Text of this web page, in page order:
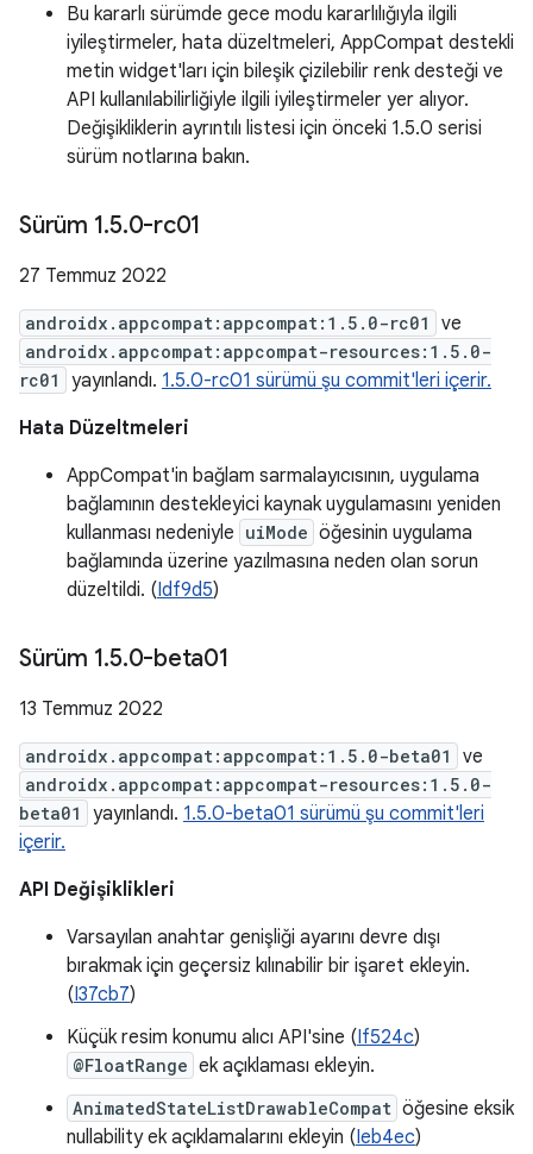
Bu kararlı sürümde gece modu kararlılığıyla ilgili
iyileştirmeler, hata düzeltmeleri, AppCompat destekli
metin widget'ları için bileşik çizilebilir renk desteği ve
API kullanılabilirliğiyle ilgili iyileştirmeler yer alıyor.
Değişikliklerin ayrıntılı listesi için önceki 1.5.0 serisi
sürüm notlarına bakın.
Sürüm 1.5.0-rc01
27 Temmuz 2022
androidx.appcompat:appcompat:1.5.0-rc01 ve
androidx.appcompat:appcompat-resources:1.5.0-
rc01
yayınlandı. 1.5.0-rc01 sürümü şu commit'leri içerir.
Hata Düzeltmeleri
AppCompat'in bağlam sarmalayıcısının, uygulama
bağlamının destekleyici kaynak uygulamasını yeniden
kullanması nedeniyle uiMode öğesinin uygulama
bağlamında üzerine yazılmasına neden olan sorun
düzeltildi. (Idf9d5)
Sürüm 1.5.0-beta01
13 Temmuz 2022
androidx.appcompat:appcompat:1.5.0-beta01 ve
androidx.appcompat:appcompat-resources:1.5.0-
beta01
yayınlandı. 1.5.0-beta01 sürümü şu commit'leri
içerir.
API Değişiklikleri
Varsayılan anahtar genişliği ayarını devre dışı
bırakmak için geçersiz kılınabilir bir işaret ekleyin.
(I37cb7)
Küçük resim konumu alıcı API'sine (If524c)
@FloatRange ek açıklaması ekleyin.
AnimatedStateListDrawableCompat öğesine eksik
nullability ek açıklamalarını ekleyin (Ieb4ec)